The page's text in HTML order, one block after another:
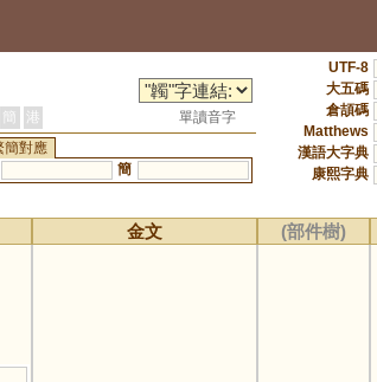
簡 港
單讀音字
簡對應
簡
UTF-8
大五碼
倉頡碼
Matthews
漢語大字典
康熙字典
金文 (部件樹)